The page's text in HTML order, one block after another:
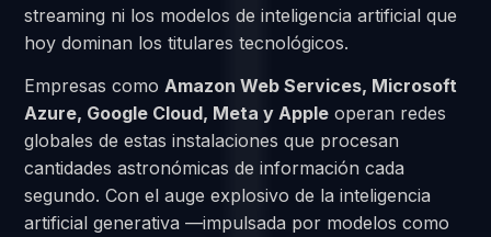
streaming ni los modelos de inteligencia artificial que
hoy dominan los titulares tecnológicos.
Empresas como Amazon Web Services, Microsoft
Azure, Google Cloud, Meta y Apple operan redes
globales de estas instalaciones que procesan
cantidades astronómicas de información cada
segundo. Con el auge explosivo de la inteligencia
artificial generativa —impulsada por modelos como